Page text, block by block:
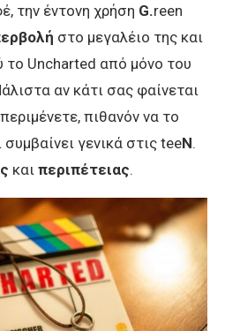
την έντονη χρήση G.reen
στο μεγαλέιο της και
το Uncharted από μόνο του
αν κάτι σας φαίνεται
πιθανόν να το
συμβαίνει γενικά στις teeN.
και περιπέτειας.